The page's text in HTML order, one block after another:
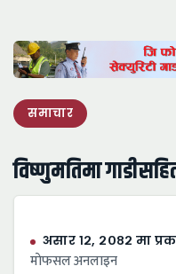
समाचार
विष्णुमतिमा
असार १२, २०८२ मा
माेफसल अनलाइन